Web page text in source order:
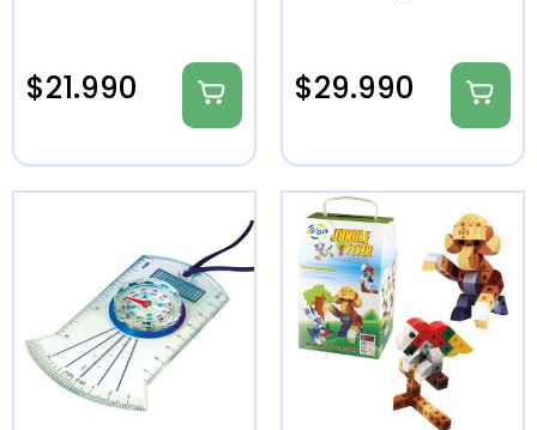
$21.990 $29.990